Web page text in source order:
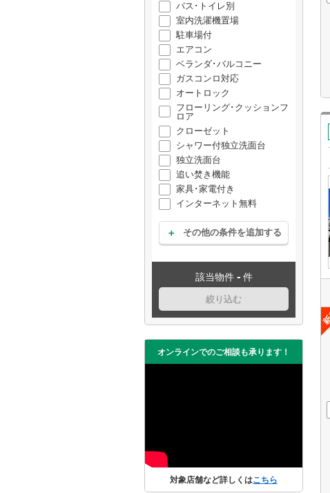
バス･トイレ別
室内洗濯機置場
駐車場付
エアコン
ベランダ･バルコニー
ガスコンロ対応
オートロック
フローリング･クッションフ
ロア
クローゼット
シャワー付独立洗面台
独立洗面台
追い焚き機能
家具･家電付き
インターネット無料
その他の条件を追加する
該当物件 - 件
絞り込む
オンラインでのご相談も承ります！
対象店舗など詳しくはこちら